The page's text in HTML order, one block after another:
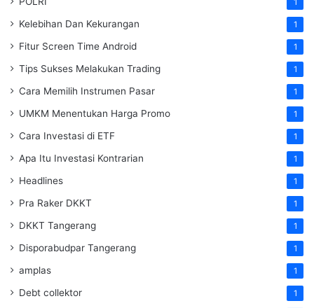
1
Kelebihan Dan Kekurangan 1
Fitur Screen Time Android 1
Tips Sukses Melakukan Trading 1
Cara Memilih Instrumen Pasar 1
UMKM Menentukan Harga Promo 1
Cara Investasi di ETF 1
Apa Itu Investasi Kontrarian 1
Headlines 1
Pra Raker DKKT 1
DKKT Tangerang 1
Disporabudpar Tangerang 1
amplas 1
Debt collektor 1